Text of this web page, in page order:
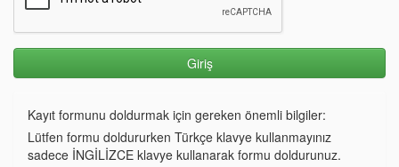
Kayıt formunu doldurmak için gereken önemli bilgiler:
Lütfen formu doldururken Türkçe klavye kullanmayınız
sadece İNGİLİZCE klavye kullanarak formu doldurunuz.